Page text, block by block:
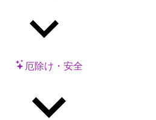
厄除け・安全